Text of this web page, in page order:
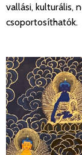
vallási, kulturális,
csoportosíthatók.